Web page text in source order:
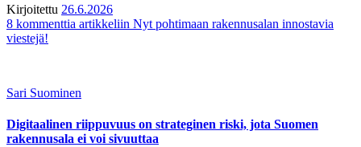
Kirjoitettu 26.6.2026
8 kommenttia artikkeliin Nyt pohtimaan rakennusalan innostavia
viestejä!
Sari Suominen
Digitaalinen riippuvuus on strateginen riski, jota Suomen
rakennusala ei voi sivuuttaa